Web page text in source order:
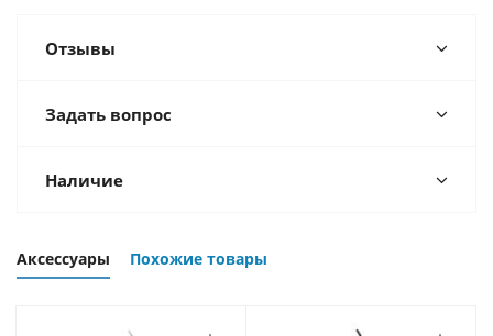
Отзывы
Задать вопрос
Наличие
Аксессуары Похожие товары